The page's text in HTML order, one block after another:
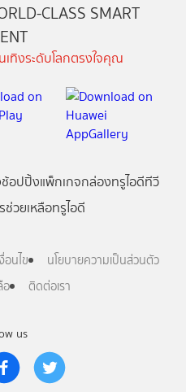
us
CLASS SMART
ทิงระดับโลกตรงใจคุณ
ช้อปปิ้งแพ็กเกจกล่องทรูไอดีทีวี
ช่วยเหลือทรูไอดี
อนไข
นโยบายความเป็นส่วนตัว
อ
ติดต่อเรา